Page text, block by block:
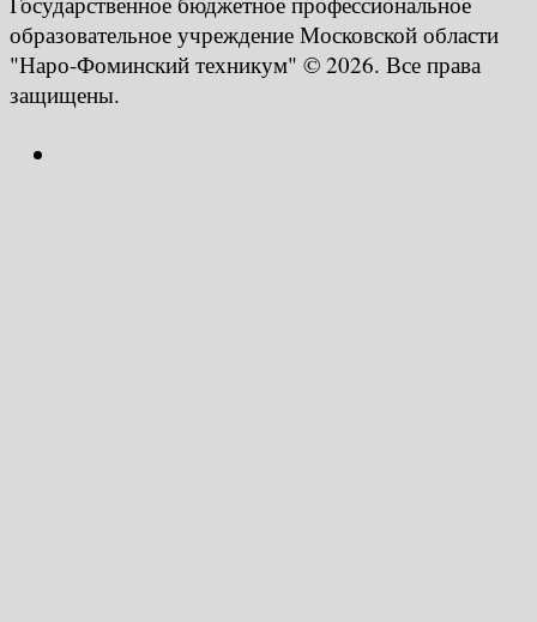
образовательное учреждение Московской области
"Наро-Фоминский техникум" © 2026. Все права
защищены.